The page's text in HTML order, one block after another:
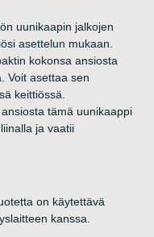
uunikaapin jalkojen
asettelun mukaan.
kokonsa ansiosta
Voit asettaa sen
keittiössä.
tämä uunikaappi
ja vaatii
on käytettävä
kanssa.